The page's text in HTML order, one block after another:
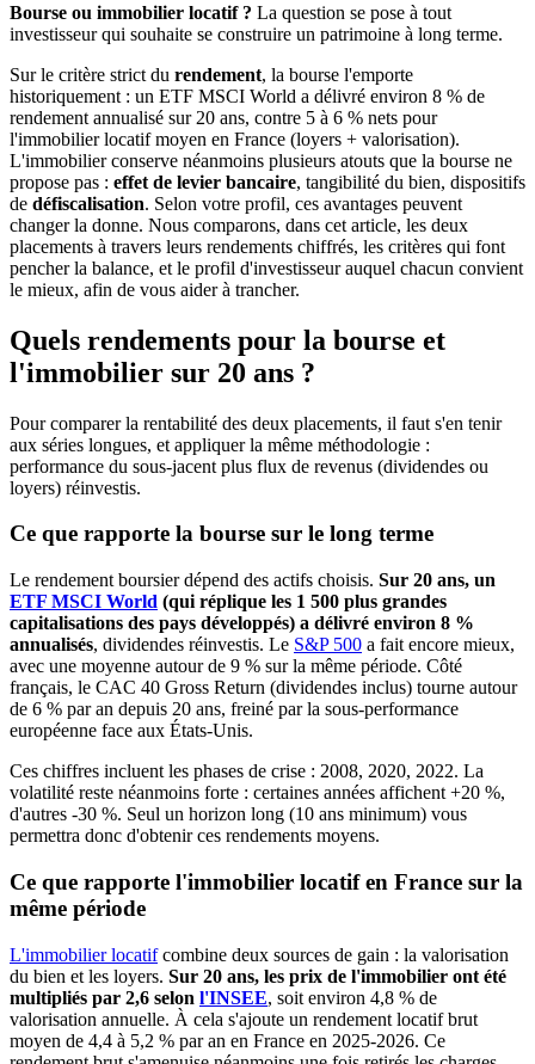
Bourse ou immobilier locatif ? La question se pose à tout
investisseur qui souhaite se construire un patrimoine à long terme.
Sur le critère strict du rendement, la bourse l'emporte
historiquement : un ETF MSCI World a délivré environ 8 % de
rendement annualisé sur 20 ans, contre 5 à 6 % nets pour
l'immobilier locatif moyen en France (loyers + valorisation).
L'immobilier conserve néanmoins plusieurs atouts que la bourse ne
propose pas : effet de levier bancaire, tangibilité du bien, dispositifs
de défiscalisation. Selon votre profil, ces avantages peuvent
changer la donne. Nous comparons, dans cet article, les deux
placements à travers leurs rendements chiffrés, les critères qui font
pencher la balance, et le profil d'investisseur auquel chacun convient
le mieux, afin de vous aider à trancher.
Quels rendements pour la bourse et
l'immobilier sur 20 ans ?
Pour comparer la rentabilité des deux placements, il faut s'en tenir
aux séries longues, et appliquer la même méthodologie :
performance du sous-jacent plus flux de revenus (dividendes ou
loyers) réinvestis.
Ce que rapporte la bourse sur le long terme
Le rendement boursier dépend des actifs choisis. Sur 20 ans, un
ETF MSCI World (qui réplique les 1 500 plus grandes
capitalisations des pays développés) a délivré environ 8 %
annualisés, dividendes réinvestis. Le S&P 500 a fait encore mieux,
avec une moyenne autour de 9 % sur la même période. Côté
français, le CAC 40 Gross Return (dividendes inclus) tourne autour
de 6 % par an depuis 20 ans, freiné par la sous-performance
européenne face aux États-Unis.
Ces chiffres incluent les phases de crise : 2008, 2020, 2022. La
volatilité reste néanmoins forte : certaines années affichent +20 %,
d'autres -30 %. Seul un horizon long (10 ans minimum) vous
permettra donc d'obtenir ces rendements moyens.
Ce que rapporte l'immobilier locatif en France sur la
même période
L'immobilier locatifcombine deux sources de gain : la valorisation
du bien et les loyers. Sur 20 ans, les prix de l'immobilier ont été
multipliés par 2,6 selon l'INSEE, soit environ 4,8 % de
valorisation annuelle. À cela s'ajoute un rendement locatif brut
moyen de 4,4 à 5,2 % par an en France en 2025-2026. Ce